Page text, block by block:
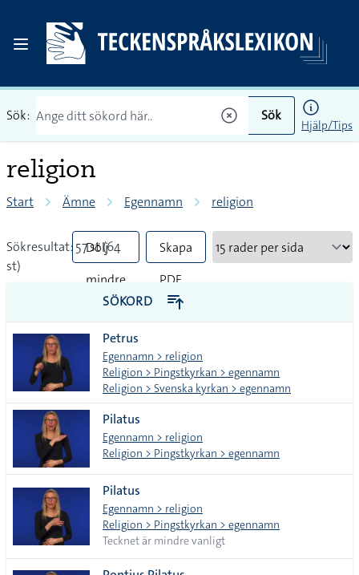
Sök: Sök
Hjälp/Tips
religion
Start Ämne Egennamn religion
Sökresultat: 57 st (64
st)
Dölj
mindre
tecken
Skapa
PDF
SÖKORD
Petrus
Egennamn > religion
Religion > Pingstkyrkan > egennamn
Religion > Svenska kyrkan > egennamn
Pilatus
Egennamn > religion
Religion > Pingstkyrkan > egennamn
Pilatus
Egennamn > religion
Religion > Pingstkyrkan > egennamn
Tecknet är mindre vanligt